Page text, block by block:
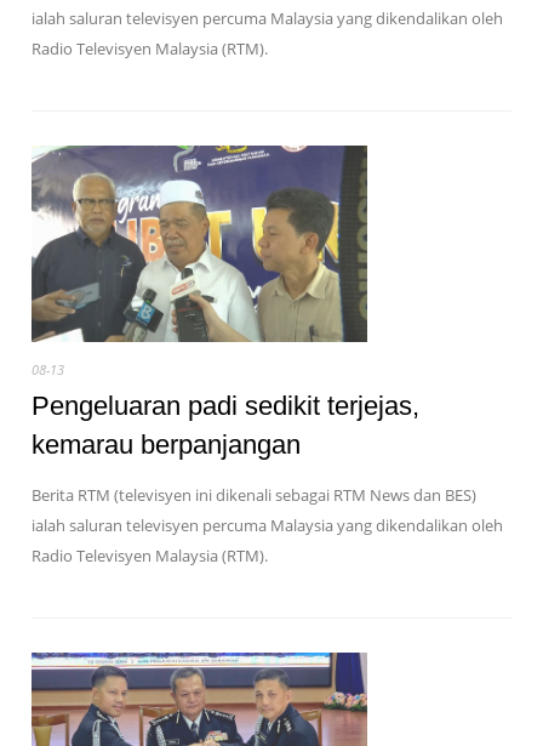
ialah saluran televisyen percuma Malaysia yang dikendalikan oleh
Radio Televisyen Malaysia (RTM).
08-13
Pengeluaran padi sedikit terjejas,
kemarau berpanjangan
Berita RTM (televisyen ini dikenali sebagai RTM News dan BES)
ialah saluran televisyen percuma Malaysia yang dikendalikan oleh
Radio Televisyen Malaysia (RTM).